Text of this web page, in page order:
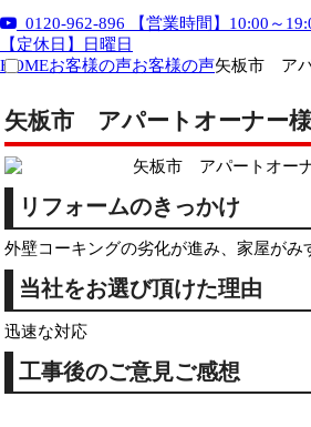
0120-962-896
【営業時間】10:00～
【定休日】日曜日
HOMEお客様の声お客様の声矢板市 ア
矢板市 アパートオーナー
リフォームのきっかけ
外壁コーキングの劣化が進み、家屋がみ
当社をお選び頂けた理由
迅速な対応
工事後のご意見ご感想